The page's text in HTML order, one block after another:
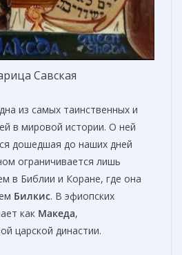
Савская
из самых таинственных и
в мировой истории. О ней
дошедшая до наших дней
ограничивается лишь
в Библии и Коране, где она
Билкис. В эфиопских
как Македа,
царской династии.